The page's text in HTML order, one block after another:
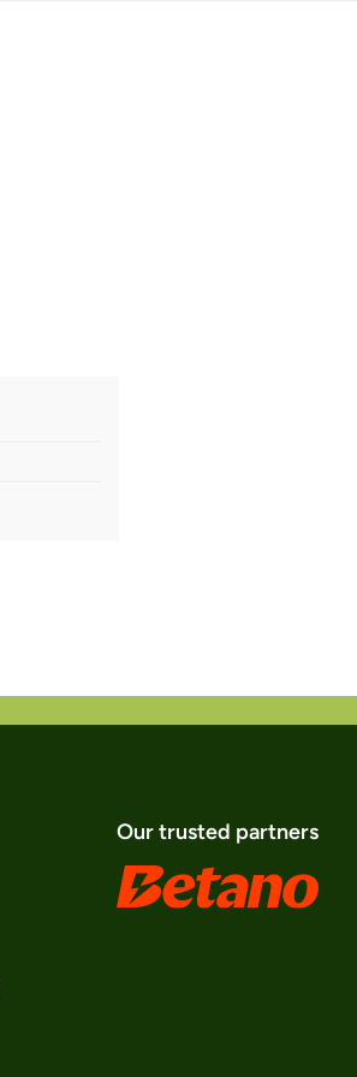
Our trusted partners